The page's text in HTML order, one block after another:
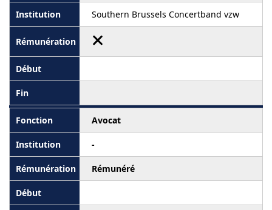
Southern Brussels Concertband vzw
Avocat
-
Rémunéré